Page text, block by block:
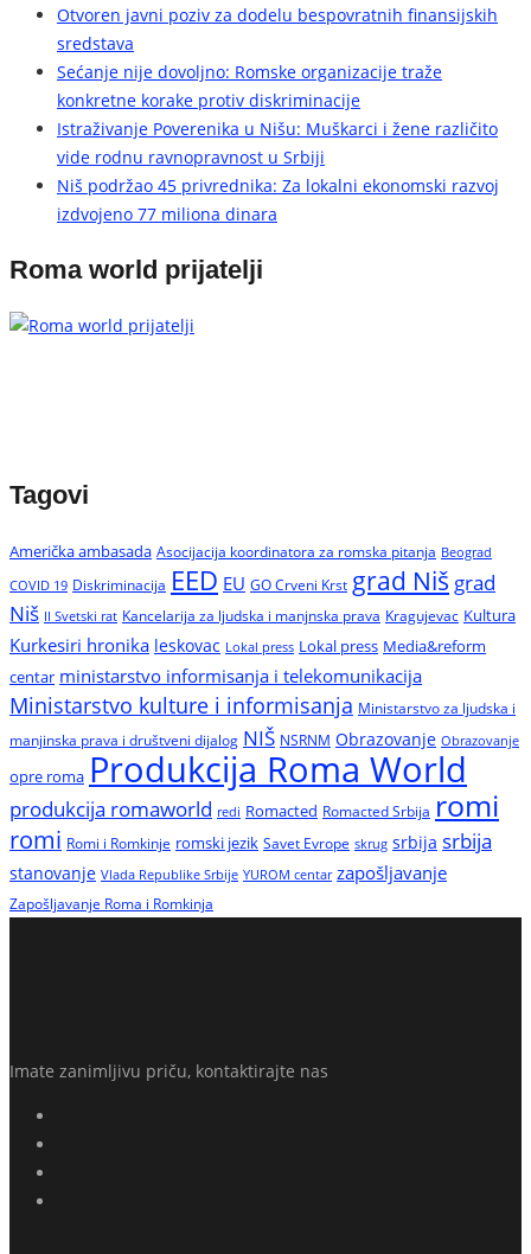
Otvoren javni poziv za dodelu bespovratnih finansijskih
sredstava
Sećanje nije dovoljno: Romske organizacije traže
konkretne korake protiv diskriminacije
Istraživanje Poverenika u Nišu: Muškarci i žene različito
vide rodnu ravnopravnost u Srbiji
Niš podržao 45 privrednika: Za lokalni ekonomski razvoj
izdvojeno 77 miliona dinara
Roma world prijatelji
Tagovi
Američka ambasada Asocijacija koordinatora za romska pitanja Beograd
COVID 19 Diskriminacija EED EU GO Crveni Krst grad Niš grad
Niš II Svetski rat Kancelarija za ljudska i manjnska prava Kragujevac Kultura
Kurkesiri hronika leskovac Lokal press Lokal press Media&reform
centar ministarstvo informisanja i telekomunikacija
Ministarstvo kulture i informisanja Ministarstvo za ljudska i
manjinska prava i društveni dijalog NIŠ NSRNM Obrazovanje Obrazovanje
opre roma Produkcija Roma World
produkcija romaworld redi Romacted Romacted Srbija romi
romi Romi i Romkinje romski jezik Savet Evrope skrug srbija srbija
stanovanje Vlada Republike Srbije YUROM centar zapošljavanje
Zapošljavanje Roma i Romkinja
Imate zanimljivu priču, kontaktirajte nas